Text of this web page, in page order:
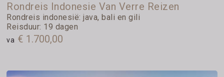
Rondreis Indonesie Van Verre Reizen
Rondreis indonesië: java, bali en gili
Reisduur: 19 dagen
va € 1.700,00